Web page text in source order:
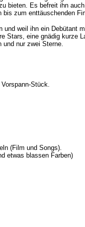
bieten. Es befreit ihn
zum enttäuschenden
weil ihn ein Debütant
Stars, eine gnädig kurze
und nur zwei Sterne.
Stück.
(Film und Songs).
etwas blassen Farben)